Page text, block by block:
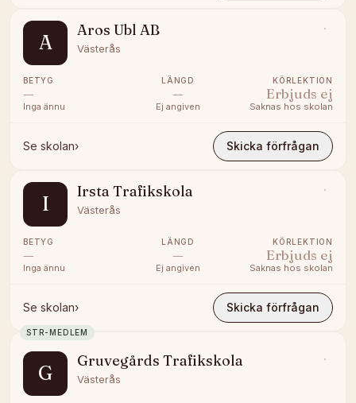
A
Aros Ubl AB
Västerås
BETYG
—
Inga ännu
LÄNGD
—
Ej angiven
KÖRLEKTION
Erbjuds ej
Saknas hos skolan
Se skolan› Skicka förfrågan
I
Irsta Trafikskola
Västerås
BETYG
—
Inga ännu
LÄNGD
—
Ej angiven
KÖRLEKTION
Erbjuds ej
Saknas hos skolan
Se skolan› Skicka förfrågan
STR-MEDLEM
G
Gruvegårds Trafikskola
Västerås